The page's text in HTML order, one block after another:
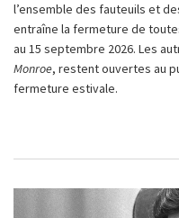
l’ensemble des fauteuils et
entraîne la fermeture de
au 15 septembre 2026. Les
Monroe, restent ouvertes au
fermeture estivale.